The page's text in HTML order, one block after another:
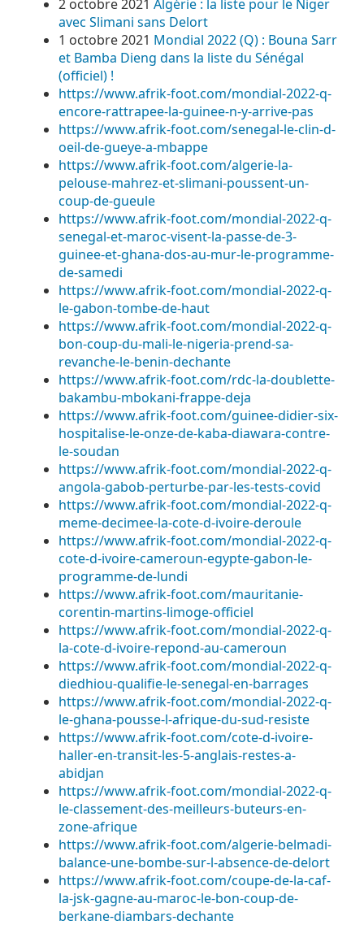
2 octobre 2021 Algérie : la liste pour le Niger
avec Slimani sans Delort
1 octobre 2021 Mondial 2022 (Q) : Bouna Sarr
et Bamba Dieng dans la liste du Sénégal
(officiel) !
https://www.afrik-foot.com/mondial-2022-q-
encore-rattrapee-la-guinee-n-y-arrive-pas
https://www.afrik-foot.com/senegal-le-clin-d-
oeil-de-gueye-a-mbappe
https://www.afrik-foot.com/algerie-la-
pelouse-mahrez-et-slimani-poussent-un-
coup-de-gueule
https://www.afrik-foot.com/mondial-2022-q-
senegal-et-maroc-visent-la-passe-de-3-
guinee-et-ghana-dos-au-mur-le-programme-
de-samedi
https://www.afrik-foot.com/mondial-2022-q-
le-gabon-tombe-de-haut
https://www.afrik-foot.com/mondial-2022-q-
bon-coup-du-mali-le-nigeria-prend-sa-
revanche-le-benin-dechante
https://www.afrik-foot.com/rdc-la-doublette-
bakambu-mbokani-frappe-deja
https://www.afrik-foot.com/guinee-didier-six-
hospitalise-le-onze-de-kaba-diawara-contre-
le-soudan
https://www.afrik-foot.com/mondial-2022-q-
angola-gabob-perturbe-par-les-tests-covid
https://www.afrik-foot.com/mondial-2022-q-
meme-decimee-la-cote-d-ivoire-deroule
https://www.afrik-foot.com/mondial-2022-q-
cote-d-ivoire-cameroun-egypte-gabon-le-
programme-de-lundi
https://www.afrik-foot.com/mauritanie-
corentin-martins-limoge-officiel
https://www.afrik-foot.com/mondial-2022-q-
la-cote-d-ivoire-repond-au-cameroun
https://www.afrik-foot.com/mondial-2022-q-
diedhiou-qualifie-le-senegal-en-barrages
https://www.afrik-foot.com/mondial-2022-q-
le-ghana-pousse-l-afrique-du-sud-resiste
https://www.afrik-foot.com/cote-d-ivoire-
haller-en-transit-les-5-anglais-restes-a-
abidjan
https://www.afrik-foot.com/mondial-2022-q-
le-classement-des-meilleurs-buteurs-en-
zone-afrique
https://www.afrik-foot.com/algerie-belmadi-
balance-une-bombe-sur-l-absence-de-delort
https://www.afrik-foot.com/coupe-de-la-caf-
la-jsk-gagne-au-maroc-le-bon-coup-de-
berkane-diambars-dechante